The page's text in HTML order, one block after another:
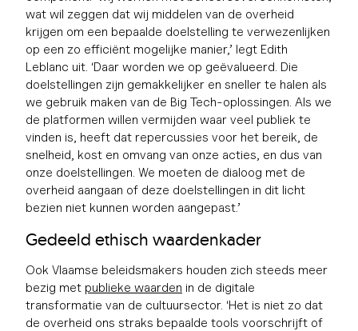
wat wil zeggen dat wij middelen van de overheid
krijgen om een bepaalde doelstelling te verwezenlijken
op een zo efficiënt mogelijke manier,’ legt Edith
Leblanc uit. ‘Daar worden we op geëvalueerd. Die
doelstellingen zijn gemakkelijker en sneller te halen als
we gebruik maken van de Big Tech-oplossingen. Als we
de platformen willen vermijden waar veel publiek te
vinden is, heeft dat repercussies voor het bereik, de
snelheid, kost en omvang van onze acties, en dus van
onze doelstellingen. We moeten de dialoog met de
overheid aangaan of deze doelstellingen in dit licht
bezien niet kunnen worden aangepast.’
Gedeeld ethisch waardenkader
Ook Vlaamse beleidsmakers houden zich steeds meer
bezig met publieke waarden in de digitale
transformatie van de cultuursector. ‘Het is niet zo dat
de overheid ons straks bepaalde tools voorschrijft of